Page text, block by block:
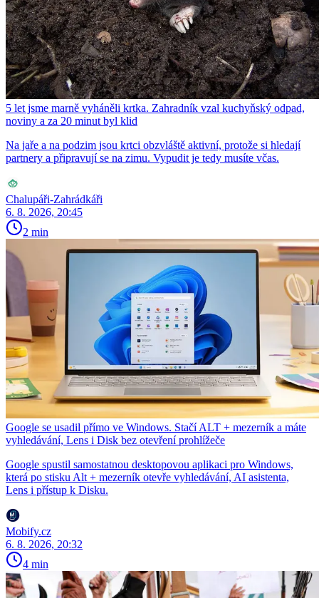
5 let jsme marně vyháněli krtka. Zahradník vzal kuchyňský odpad,
noviny a za 20 minut byl klid
Na jaře a na podzim jsou krtci obzvláště aktivní, protože si hledají
partnery a připravují se na zimu. Vypudit je tedy musíte včas.
Chalupáři-Zahrádkáři
6. 8. 2026, 20:45
2 min
Google se usadil přímo ve Windows. Stačí ALT + mezerník a máte
vyhledávání, Lens i Disk bez otevření prohlížeče
Google spustil samostatnou desktopovou aplikaci pro Windows,
která po stisku Alt + mezerník otevře vyhledávání, AI asistenta,
Lens i přístup k Disku.
Mobify.cz
6. 8. 2026, 20:32
4 min